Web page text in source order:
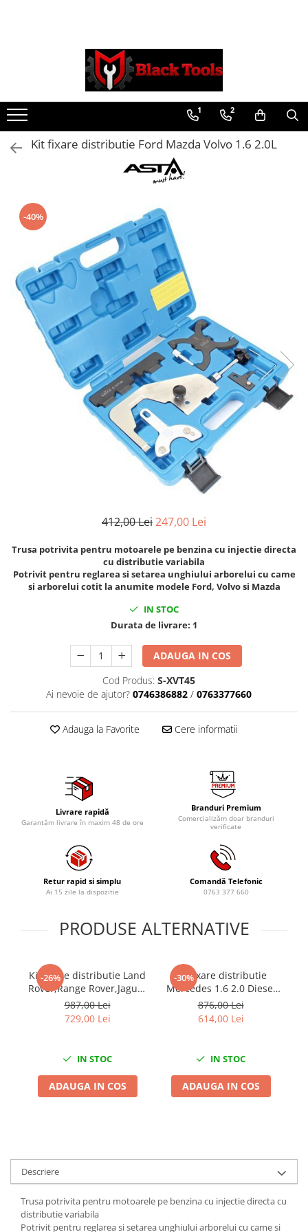
Scule Service Auto
Chei Si Truse De Chei
Chei combinate
Chei Combinate Cu Clichet
Chei Cotite
Clesti autoblocanti
Clesti pentru sertizat
Clesti pentru sigurante
Clesti reglabili pentru tevi
Clesti service auto
Clesti universali
Clima/Aer conditionat
Cricuri cutie viteze
Dispozitive de sablat & accesorii
Dispozitive spalat piese
Dulapuri Bancuri Carucioare
Carucioare pentru marfa
Echipamente De Sudura
Aparate taiere cu plasma
Invertoare Sudura
Pompe si Cilindri Hidraulici
Prese pentru arcuri
Redresoare,Roboti Pornire,Cabluri
Chei buson baie ulei
Chei filtru ulei
Recuperatoare de ulei
Scule Ajutatoare
Scule De Mana si Unelte
Aparate de nituit si capsat
Capsatoare tapiterie
Ciocane Dalti si Dornuri
Gresoare
Reparat Filete
Aspiratoare industriale
Pistoale aer cald
Pistoale de lipit
Polizoare unghiulare
1 2
Kit fixare distributie Ford Mazda Volvo 1.6 2.0L
-40%
412,00 Lei247,00 Lei
Trusa potrivita pentru motoarele pe benzina cu injectie directa
cu distributie variabila
Potrivit pentru reglarea si setarea unghiului arborelui cu came
si arborelui cotit la anumite modele Ford, Volvo si Mazda
IN STOC
Durata de livrare: 1
ADAUGA IN COS
Cod Produs: S-XVT45
Ai nevoie de ajutor? 0746386882 / 0763377660
Adauga la Favorite Cere informatii
Livrare rapidă
Garantăm livrare în maxim 48 de ore
Branduri Premium
Comercializăm doar branduri
verificate
Retur rapid si simplu
Ai 15 zile la dispozitie
Comandă Telefonic
0763 377 660
PRODUSE ALTERNATIVE
-26%
Kit fixare distributie Land
Rover,Range Rover,Jaguar
2.0 Ingenium JLR Diesel
987,00 Lei
729,00 Lei
IN STOC
ADAUGA IN COS
-30%
Kit fixare distributie
Mercedes 1.6 2.0 Diesel
W654
876,00 Lei
614,00 Lei
IN STOC
ADAUGA IN COS
Descriere
Trusa potrivita pentru motoarele pe benzina cu injectie directa cu
distributie variabila
Potrivit pentru reglarea si setarea unghiului arborelui cu came si